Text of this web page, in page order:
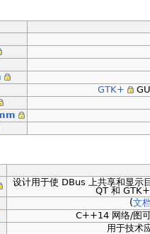
GTK+
设计用于使 DBus 上共享和显示
QT 和
(文
C++14 网络/图
用于技术